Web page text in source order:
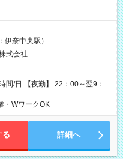
時と異なる部分があります。 雇
給与：時給 1,580円以上
奈中央駅）
式会社
間/日 【夜勤】 22：00～翌9：
9時 など ※上記の時間
日での勤務となります）
・WワークOK
る 詳細へ